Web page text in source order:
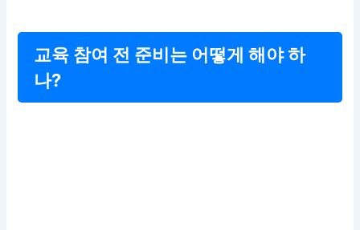
교육 참여 전 준비는 어떻게 해야 하
나?